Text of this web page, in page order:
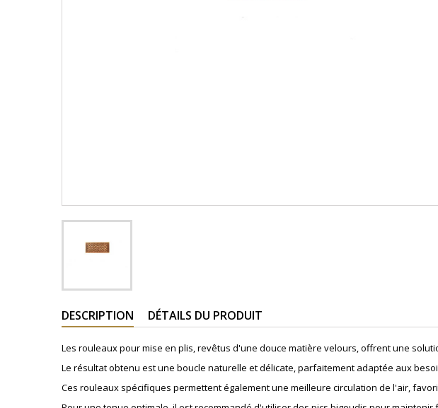
DESCRIPTION DÉTAILS DU PRODUIT
Les rouleaux pour mise en plis, revêtus d'une douce matière velours, offrent une
Le résultat obtenu est une boucle naturelle et délicate, parfaitement adaptée aux
Ces rouleaux spécifiques permettent également une meilleure circulation de l'air,